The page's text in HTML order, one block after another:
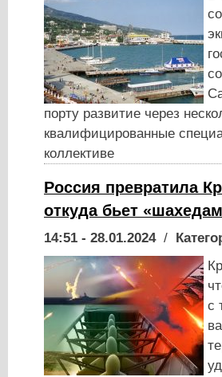
порту развитие через
квалифицированные
коллективе
Россия превратила
откуда бьет
14:51 - 28.01.2024/
с